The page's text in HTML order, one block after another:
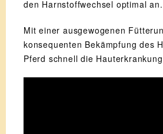
den Harnstoffwechsel optimal an.
Mit einer ausgewogenen
konsequenten Bekämpfung des
Pferd schnell die